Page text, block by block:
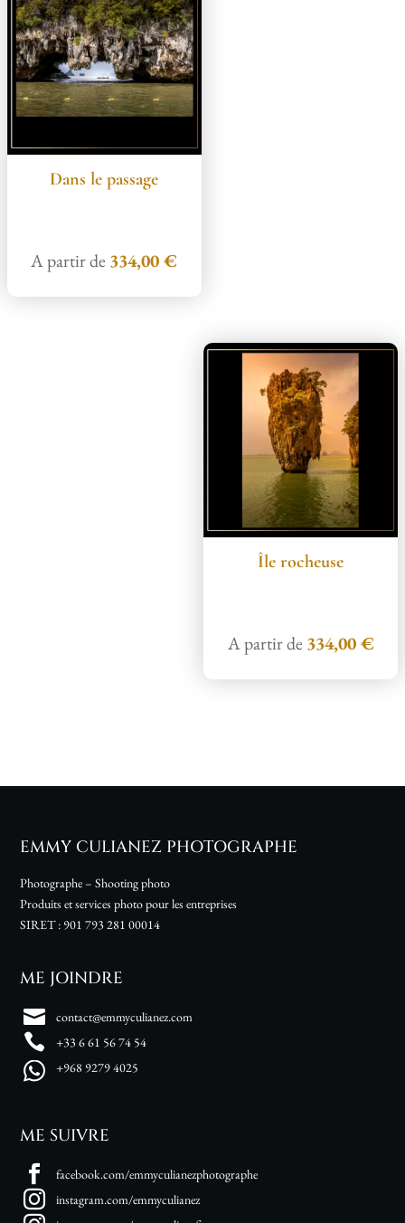
Dans le passage
A partir de 334,00€
Île rocheuse
A partir de 334,00€
EMMY CULIANEZ PHOTOGRAPHE
Photographe – Shooting photo
Produits et services photo pour les entreprises
SIRET : 901 793 281 00014
ME JOINDRE
contact@emmyculianez.com
+33 6 61 56 74 54
+968 9279 4025
ME SUIVRE
facebook.com/emmyculianezphotographe
instagram.com/emmyculianez